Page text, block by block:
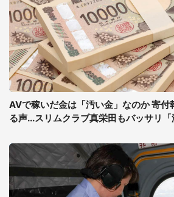
AVで稼いだ金は「汚い金」なのか 寄付
る声...スリムクラブ真栄田もバッサリ「